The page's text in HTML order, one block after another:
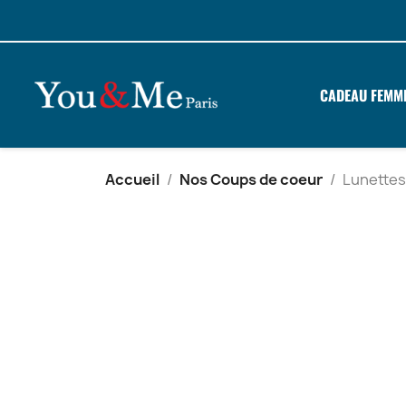
CADEAU
Accueil Nos Coups de coeur